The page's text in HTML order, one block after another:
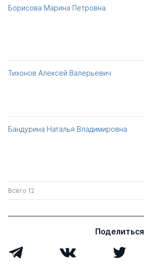
Борисова Марина Петровна
Тихонов Алексей Валерьевич
Бандурина Наталья Владимировна
Всего 12
Поделиться